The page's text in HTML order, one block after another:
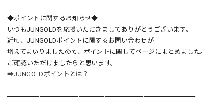
─────────────────────────────
◆ポイントに関するお知らせ◆
いつもJUNGOLDを応援いただきましてありがとうございます。
近頃、JUNGOLDポイントに関するお問い合わせが
増えてまいりましたので、ポイントに関してページにまとめました。
ご確認いただけましたらと思います。
➡JUNGOLDポイントとは？
━━━━━━━━━━━━━━━━━━━━━━━━━━━━━━━
━━━━━━━━━━━━━━━━━━━━━━━━━━━━━